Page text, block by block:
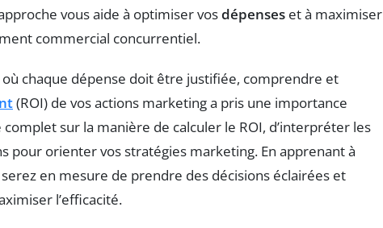
vous aide à optimiser vosdépenses et à maximiser
commercial concurrentiel.
chaque dépense doit être justifiée, comprendre et
(ROI) de vos actions marketing a pris une importance
sur la manière de calculer le ROI, d’interpréter les
pour orienter vos stratégies marketing. En apprenant à
en mesure de prendre des décisions éclairées et
l’efficacité.